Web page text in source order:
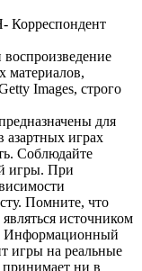
Корреспондент
материалов,
Images, строго
для
азартных играх
Соблюдайте
игры. При
Помните, что
источником
Информационный
игры на реальные
принимает ни в